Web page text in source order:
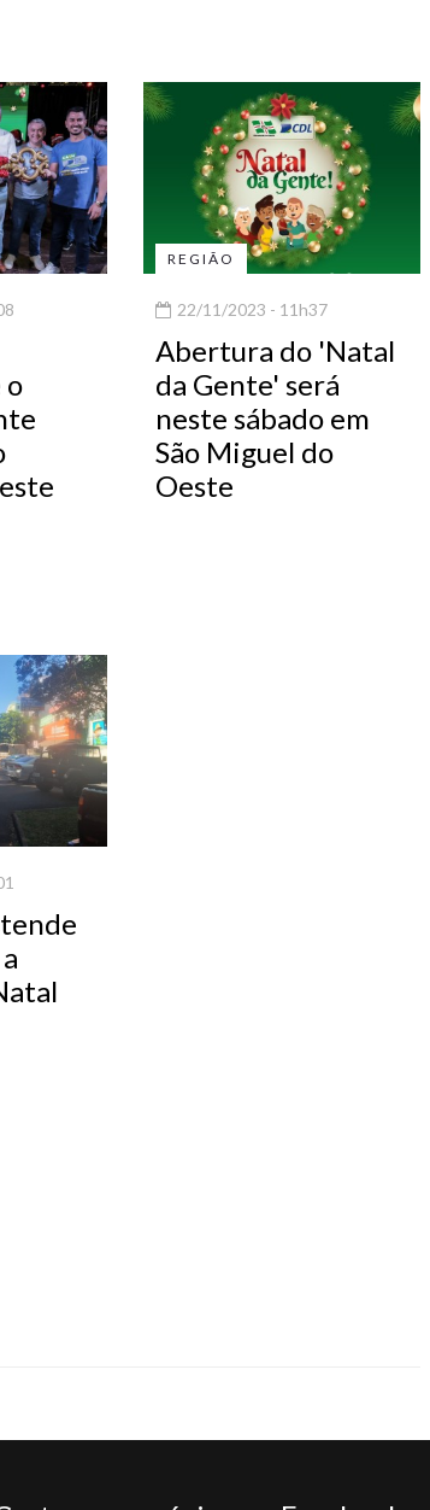
o
REGIÃO
22/11/2023 - 11h37
Abertura do 'Natal
da Gente' será
neste sábado em
São Miguel do
Oeste